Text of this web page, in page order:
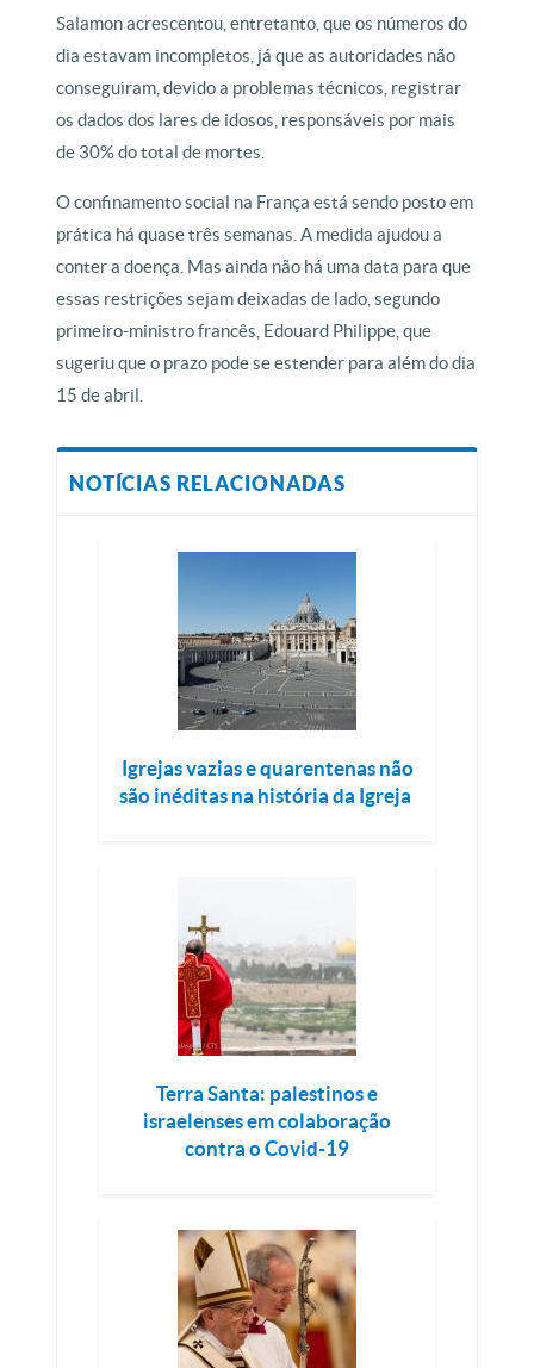
Salamon acrescentou, entretanto, que os números do
dia estavam incompletos, já que as autoridades não
conseguiram, devido a problemas técnicos, registrar
os dados dos lares de idosos, responsáveis por mais
de 30% do total de mortes.
O confinamento social na França está sendo posto em
prática há quase três semanas. A medida ajudou a
conter a doença. Mas ainda não há uma data para que
essas restrições sejam deixadas de lado, segundo
primeiro-ministro francês, Edouard Philippe, que
sugeriu que o prazo pode se estender para além do dia
15 de abril.
NOTÍCIAS RELACIONADAS
Igrejas vazias e quarentenas não
são inéditas na história da Igreja
Terra Santa: palestinos e
israelenses em colaboração
contra o Covid-19